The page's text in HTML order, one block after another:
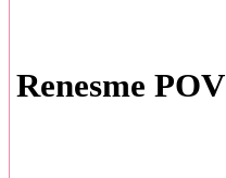
Renesme POV